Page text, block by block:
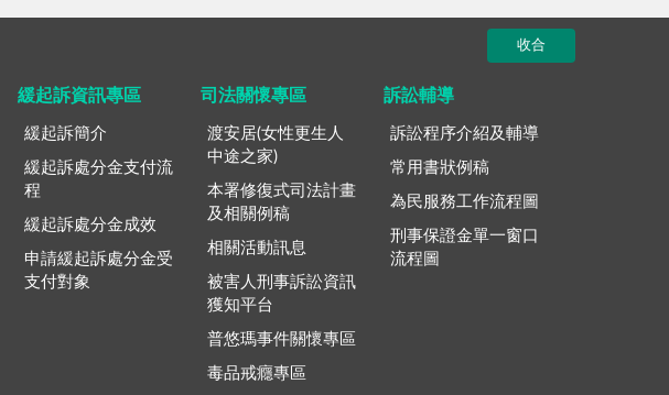
收合
緩起訴資訊專區
緩起訴簡介
緩起訴處分金支付流
程
緩起訴處分金成效
申請緩起訴處分金受
支付對象
司法關懷專區
渡安居(女性更生人
中途之家)
本署修復式司法計畫
及相關例稿
相關活動訊息
被害人刑事訴訟資訊
獲知平台
普悠瑪事件關懷專區
毒品戒癮專區
訴訟輔導
訴訟程序介紹及輔導
常用書狀例稿
為民服務工作流程圖
刑事保證金單一窗口
流程圖